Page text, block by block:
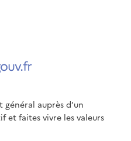
auprès d’un
et faites vivre les valeurs